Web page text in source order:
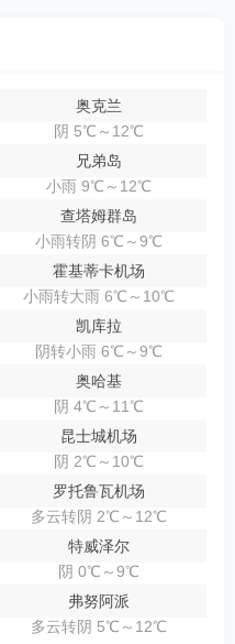
奥克兰
阴 5℃～12℃
兄弟岛
小雨 9℃～12℃
查塔姆群岛
小雨转阴 6℃～9℃
霍基蒂卡机场
小雨转大雨 6℃～10℃
凯库拉
阴转小雨 6℃～9℃
奥哈基
阴 4℃～11℃
昆士城机场
阴 2℃～10℃
罗托鲁瓦机场
多云转阴 2℃～12℃
特威泽尔
阴 0℃～9℃
弗努阿派
多云转阴 5℃～12℃